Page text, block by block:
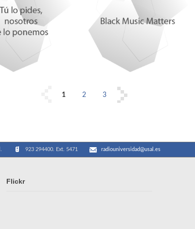
1 2 3
923 294400. Ext. 5471 radiouniversidad@usal.es
Flickr